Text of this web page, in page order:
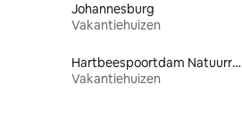
Johannesburg
Vakantiehuizen
Hartbeespoortdam Natuurreservaat
Vakantiehuizen